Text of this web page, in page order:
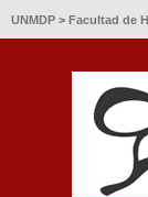
UNMDP > Facultad de